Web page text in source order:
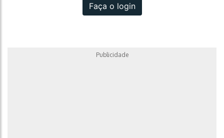
Faça o login
Publicidade